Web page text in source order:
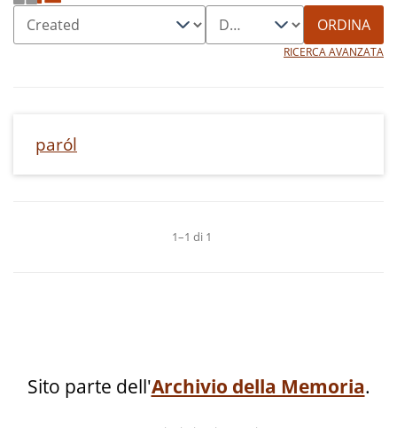
ORDINA
RICERCA AVANZATA
paról
1–1 di 1
Sito parte dell'Archivio della Memoria.